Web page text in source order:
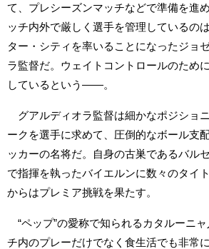
て、プレシーズンマッチなどで準備を進
ッチ内外で厳しく選手を管理しているの
ター・シティを率いることになったジョ
ラ監督だ。ウェイトコントロールのため
しているという――。
グアルディオラ監督は細かなポジショ
ークを選手に求めて、圧倒的なボール支
ッカーの名将だ。自身の古巣であるバル
で指揮を執ったバイエルンに数々のタイ
からはプレミア挑戦を果たす。
“ペップ”の愛称で知られるカタルーニ
チ内のプレーだけでなく食生活でも非常